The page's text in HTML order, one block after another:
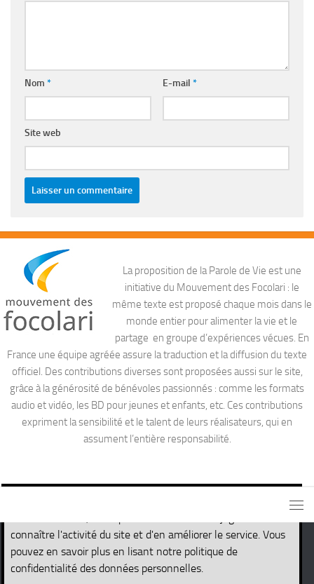
Nom * E-mail *
Site web
La proposition de la Parole de Vie est une
initiative du Mouvement des Focolari : le
même texte est proposé chaque mois dans le
monde entier pour alimenter la vie et le
partage en groupe d’expériences vécues. En
France une équipe agréée assure la traduction et la diffusion du texte
officiel. Des contributions diverses sont proposées aussi sur le site,
grâce à la générosité de bénévoles passionnés : comme les formats
audio et vidéo, les BD pour jeunes et enfants, etc. Ces contributions
expriment la sensibilité et le talent de leurs réalisateurs, qui en
assument l’entière responsabilité.
Site de la Parole de Vie © 2026. Tous droits réservés.
connaître l'activité du site et d'en améliorer le service. Vous
pouvez en savoir plus en lisant notre politique de
confidentialité des données personnelles.